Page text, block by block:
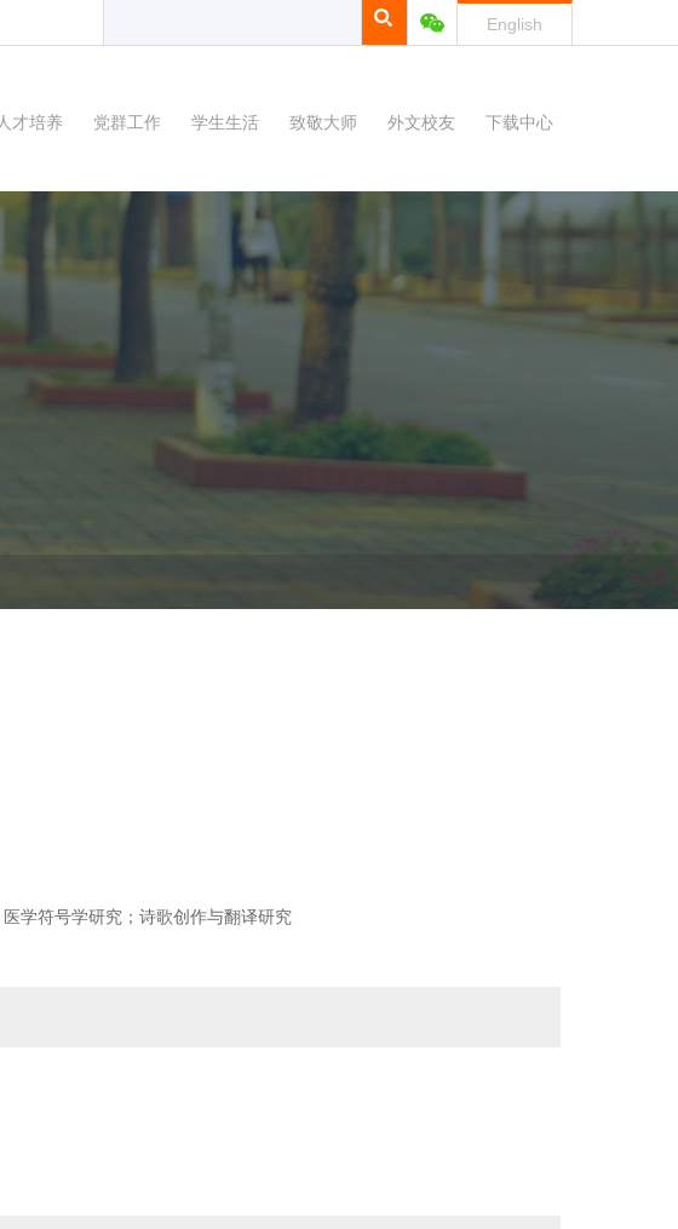
English
人才培养 党群工作 学生生活 致敬大师 外文校友 下载中心
学符号学研究；诗歌创作与翻译研究